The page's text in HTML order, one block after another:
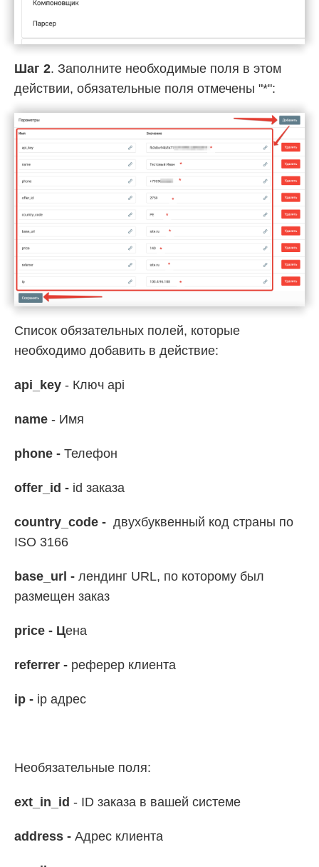
Шаг 2. Заполните необходимые поля в этом
действии, обязательные поля отмечены "*":
Список обязательных полей, которые
необходимо добавить в действие:
api_key - Ключ api
name - Имя
phone - Телефон
offer_id - id заказа
country_code - двухбуквенный код страны по
ISO 3166
base_url - лендинг URL, по которому был
размещен заказ
price - Цена
referrer - реферер клиента
ip - ip адрес
Необязательные поля:
ext_in_id - ID заказа в вашей системе
address - Адрес клиента